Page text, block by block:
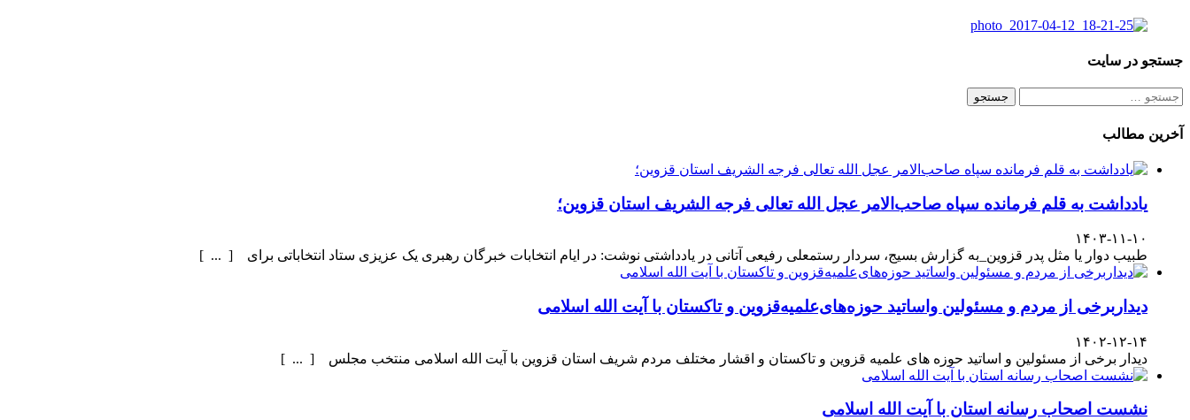
جستجو در سایت
جستجو
آخرین مطالب
یادداشت به قلم فرمانده سپاه صاحب‌الامر عجل الله تعالی فرجه الشریف استان قزوین؛
۱۴۰۳-۱۱-۱۰
طبیب دوار یا مثل پدر قزوین_به گزارش بسیج، سردار رستمعلی رفیعی آتانی در یادداشتی نوشت: در ایام انتخابات خبرگان رهبری یک عزیزی ستاد انتخاباتی برای [ ... ]
دیداربرخی از مردم و مسئولین واساتید حوزه‌های‌علمیه‌قزوین و تاکستان با آیت الله اسلامی
۱۴۰۲-۱۲-۱۴
دیدار برخی از مسئولین و اساتید حوزه های علمیه قزوین و تاکستان و اقشار مختلف مردم شریف استان قزوین با آیت الله اسلامی منتخب مجلس [ ... ]
نشست اصحاب رسانه استان با آیت الله اسلامی